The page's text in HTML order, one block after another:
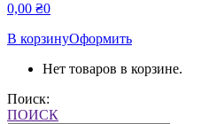
0,00 ₴0
В корзинуОформить
Нет товаров в корзине.
Поиск:
ПОИСК